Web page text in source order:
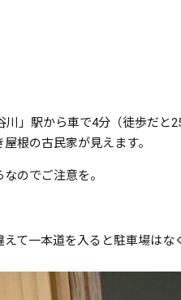
川」駅から車で4分（徒歩だと
根の古民家が見えます。
のでご注意を。
て一本道を入ると駐車場はな